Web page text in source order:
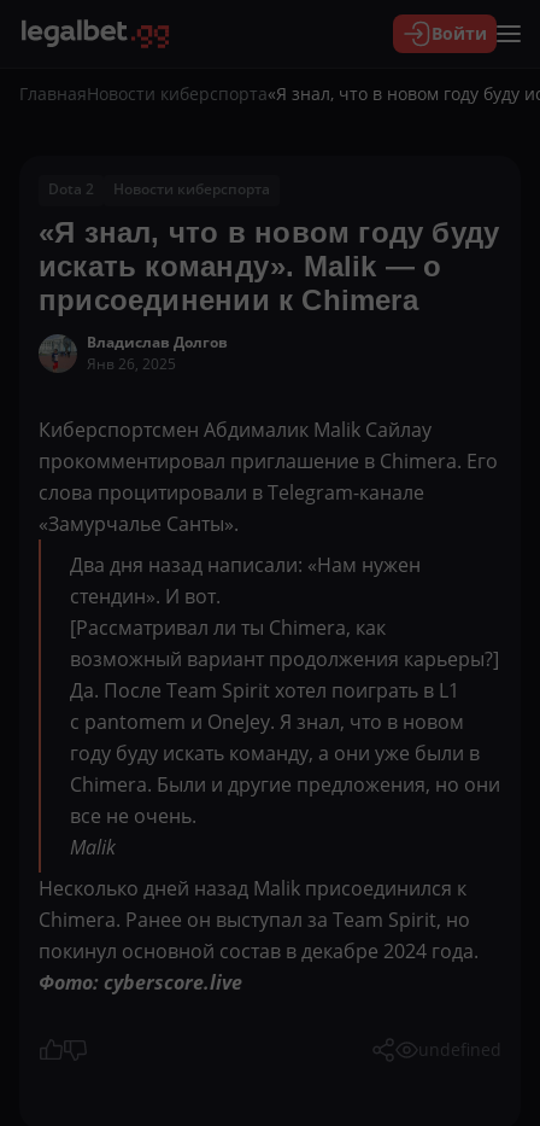
Войти
ГлавнаяНовости киберспорта«Я знал, что в новом году буду
Dota 2 Новости киберспорта
«Я знал, что в новом году буду
искать команду». Malik — о
присоединении к Chimera
Владислав Долгов
Янв 26, 2025
Киберспортсмен Абдималик Malik Сайлау
прокомментировал приглашение в Chimera. Его
слова процитировали в Telegram-канале
«Замурчалье Санты».
Два дня назад написали: «Нам нужен
стендин». И вот.
[Рассматривал ли ты Chimera, как
возможный вариант продолжения карьеры?]
Да. После Team Spirit хотел поиграть в L1
с pantomem и OneJey. Я знал, что в новом
году буду искать команду, а они уже были в
Chimera. Были и другие предложения, но они
все не очень.
Malik
Несколько дней назад Malik присоединился к
Chimera. Ранее он выступал за Team Spirit, но
покинул основной состав в декабре 2024 года.
Фото: cyberscore.live
undefined